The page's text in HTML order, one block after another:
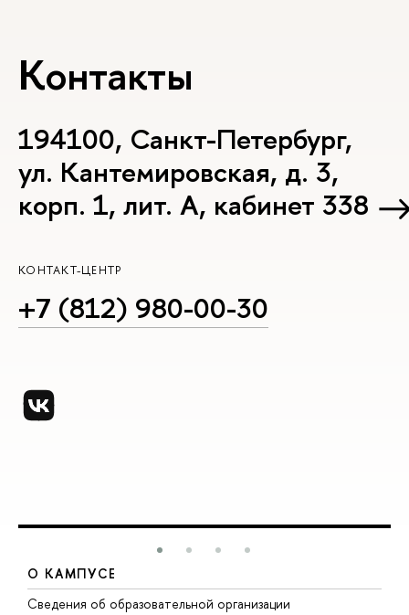
Контакты
194100, Санкт-Петербург,
ул. Кантемировская, д. 3,
корп. 1, лит. А, кабинет 338
КОНТАКТ-ЦЕНТР
+7 (812) 980-00-30
О КАМПУСЕ
Сведения об образовательной организации